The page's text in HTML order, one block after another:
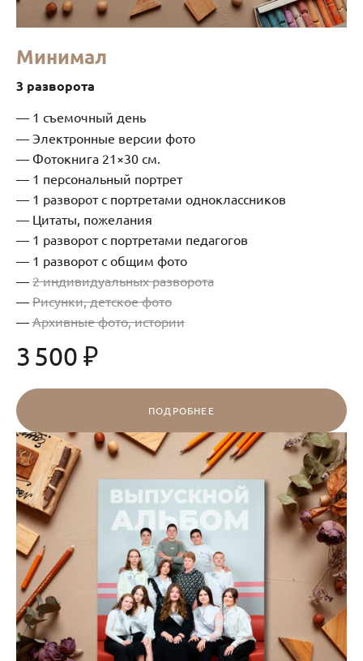
Минимал
3 разворота
1 съемочный день
Электронные версии фото
Фотокнига 21×30 см.
1 персональный портрет
1 разворот с портретами одноклассников
Цитаты, пожелания
1 разворот с портретами педагогов
1 разворот с общим фото
2 индивидуальных разворота
Рисунки, детское фото
Архивные фото, истории
3 500 ₽
ПОДРОБНЕЕ